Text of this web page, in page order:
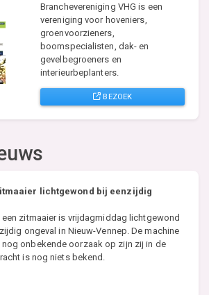
Branchevereniging VHG is een
vereniging voor hoveniers,
groenvoorzieners,
boomspecialisten, dak- en
gevelbegroeners en
interieurbeplanters.
BEZOEK
lichtgewond bij eenzijdig
een zitmaaier is vrijdagmiddag lichtgewond
ongeval in Nieuw-Vennep. De machine
onbekende oorzaak op zijn zij in de
is nog niets bekend.